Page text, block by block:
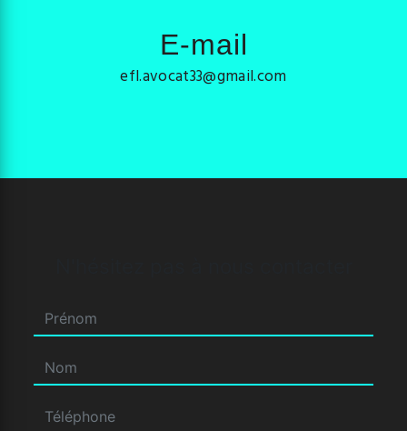
E-mail
efl.avocat33@gmail.com